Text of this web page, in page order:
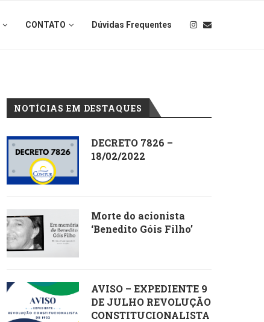
CONTATO Dúvidas Frequentes
NOTÍCIAS EM DESTAQUES
DECRETO 7826 –
18/02/2022
Morte do acionista
‘Benedito Góis Filho’
AVISO – EXPEDIENTE 9
DE JULHO REVOLUÇÃO
CONSTITUCIONALISTA